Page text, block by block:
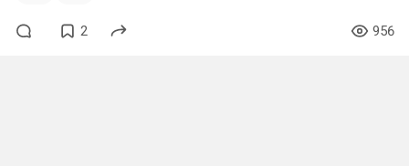
2 956